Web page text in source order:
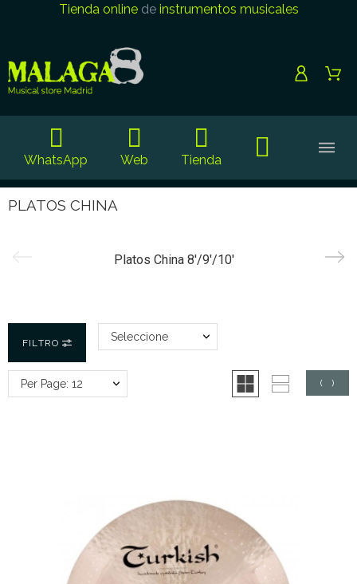
Tienda onlinede instrumentos musicales
WhatsApp Web Tienda
PLATOS CHINA
Platos China 8'/9'/10'
FILTRO Seleccione
( )
Per Page: 12